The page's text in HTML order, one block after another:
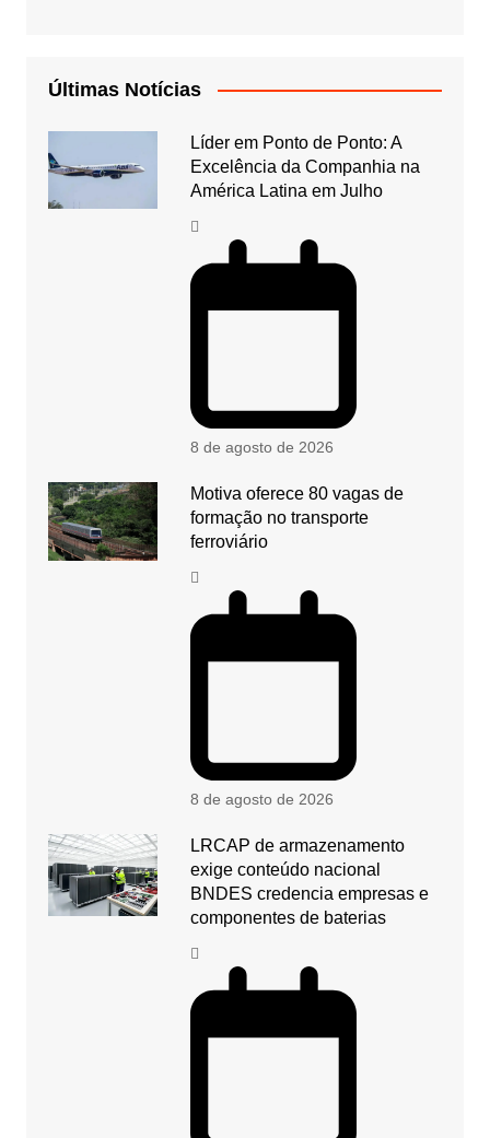
Últimas Notícias
Líder em Ponto de Ponto: A
Excelência da Companhia na
América Latina em Julho
8 de agosto de 2026
Motiva oferece 80 vagas de
formação no transporte
ferroviário
8 de agosto de 2026
LRCAP de armazenamento
exige conteúdo nacional
BNDES credencia empresas e
componentes de baterias